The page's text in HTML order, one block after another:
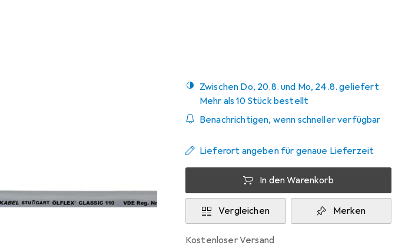
Zwischen Do, 20.8. und Mo, 24.8. geliefert
Mehr als 10 Stück bestellt
Benachrichtigen, wenn schneller verfügbar
Lieferort angeben für genaue Lieferzeit
In den Warenkorb
Vergleichen Merken
kostenloser Versand